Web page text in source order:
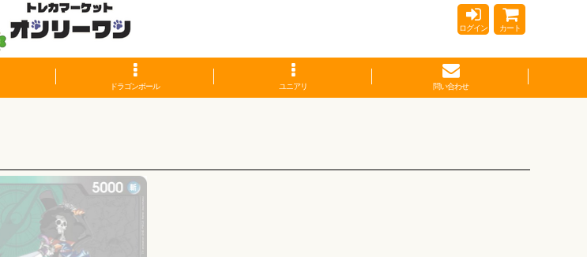
ログイン カート
ドラゴンボール ユニアリ 問い合わせ